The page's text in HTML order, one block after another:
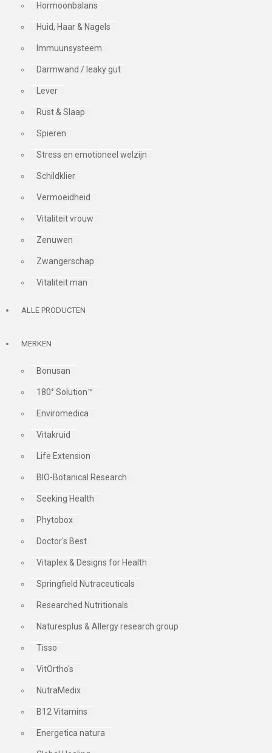
Hormoonbalans
Huid, Haar & Nagels
Immuunsysteem
Darmwand / leaky gut
Lever
Rust & Slaap
Spieren
Stress en emotioneel welzijn
Schildklier
Vermoeidheid
Vitaliteit vrouw
Zenuwen
Zwangerschap
Vitaliteit man
ALLE PRODUCTEN
MERKEN
Bonusan
180° Solution™
Enviromedica
Vitakruid
Life Extension
BIO-Botanical Research
Seeking Health
Phytobox
Doctor's Best
Vitaplex & Designs for Health
Springfield Nutraceuticals
Researched Nutritionals
Naturesplus & Allergy research group
Tisso
VitOrtho's
NutraMedix
B12 Vitamins
Energetica natura